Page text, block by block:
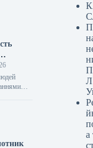
а…
Л
а